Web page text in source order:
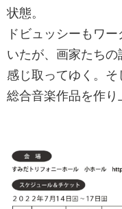
状態。
ドビュッシーもワ
いたが、画家たち
感じ取ってゆく。
総合音楽作品を作り